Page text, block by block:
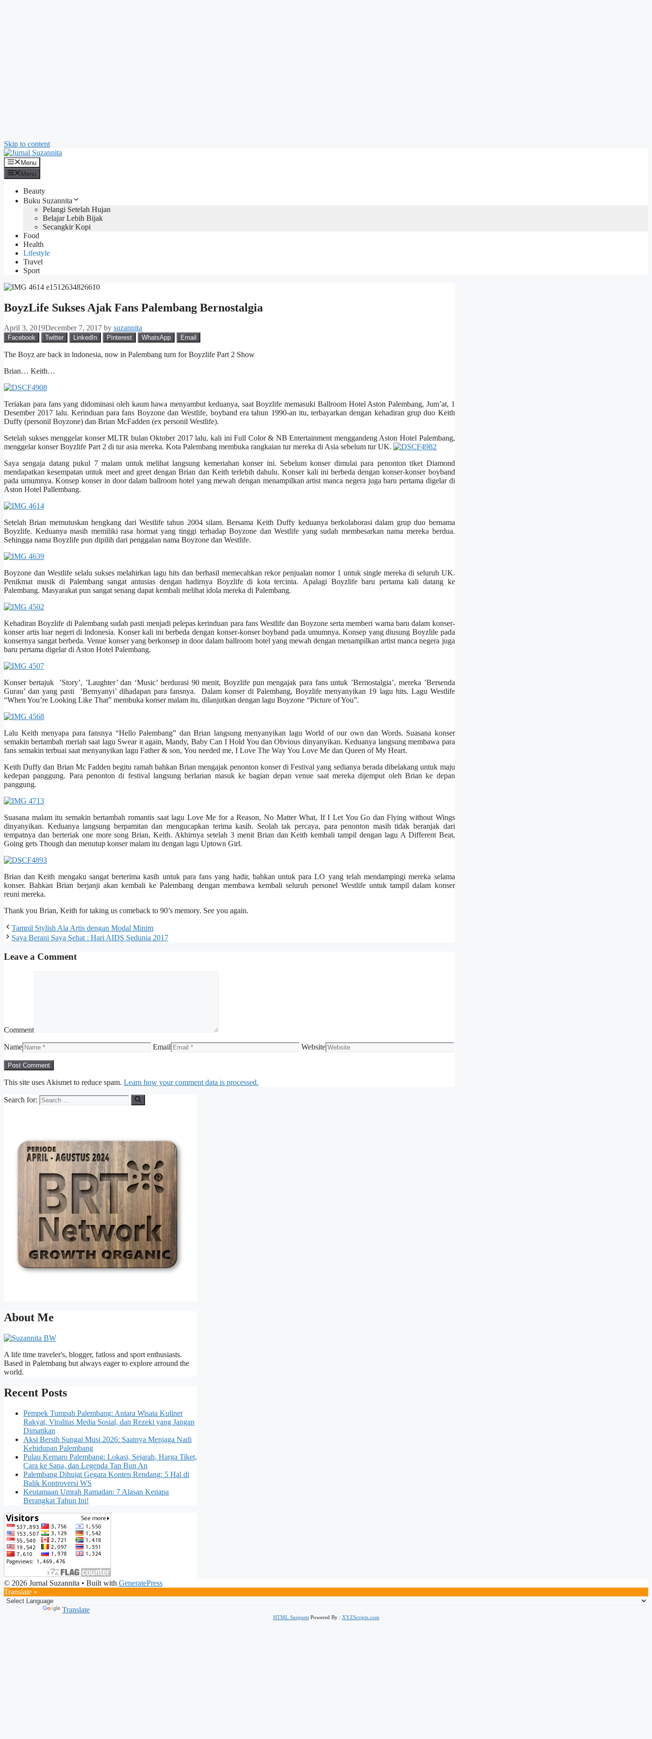
Skip to content
Menu
Menu
Beauty
Buku Suzannita
Pelangi Setelah Hujan
Belajar Lebih Bijak
Secangkir Kopi
Food
Health
Lifestyle
Travel
Sport
BoyzLife Sukses Ajak Fans Palembang Bernostalgia
April 3, 2019December 7, 2017 by suzannita
Facebook Twitter LinkedIn Pinterest WhatsApp Email
The Boyz are back in lndonesia, now in Palembang turn for Boyzlife Part 2 Show
Brian… Keith…
Teriakan para fans yang didominasi oleh kaum hawa menyambut keduanya, saat Boyzlife memasuki Ballroom Hotel Aston Palembang, Jum’at, 1
Desember 2017 lalu. Kerinduan para fans Boyzone dan Westlife, boyband era tahun 1990-an itu, terbayarkan dengan kehadiran grup duo Keith
Duffy (personil Boyzone) dan Brian McFadden (ex personil Westlife).
Setelah sukses menggelar konser MLTR bulan Oktober 2017 lalu, kali ini Full Color & NB Entertainment menggandeng Aston Hotel Palembang,
menggelar konser Boyzlife Part 2 di tur asia mereka. Kota Palembang membuka rangkaian tur mereka di Asia sebelum tur UK.
Saya sengaja datang pukul 7 malam untuk melihat langsung kemeriahan konser ini. Sebelum konser dimulai para penonton tiket Diamond
mendapatkan kesempatan untuk meet and greet dengan Brian dan Keith terlebih dahulu. Konser kali ini berbeda dengan konser-konser boyband
pada umumnya. Konsep konser in door dalam ballroom hotel yang mewah dengan menampilkan artist manca negera juga baru pertama digelar di
Aston Hotel Pallembang.
Setelah Brian memutuskan hengkang dari Westlife tahun 2004 silam. Bersama Keith Duffy keduanya berkolaborasi dalam grup duo bernama
Boyzlife. Keduanya masih memiliki rasa hormat yang tinggi terhadap Boyzone dan Westlife yang sudah membesarkan nama mereka berdua.
Sehingga nama Boyzlife pun dipilih dari penggalan nama Boyzone dan Westlife.
Boyzone dan Westlife selalu sukses melahirkan lagu hits dan berhasil memecahkan rekor penjualan nomor 1 untuk single mereka di seluruh UK.
Penikmat musik di Palembang sangat antusias dengan hadirnya Boyzlife di kota tercinta. Apalagi Boyzlife baru pertama kali datang ke
Palembang. Masyarakat pun sangat senang dapat kembali melihat idola mereka di Palembang.
Kehadiran Boyzlife di Palembang sudah pasti menjadi pelepas kerinduan para fans Westlife dan Boyzone serta memberi warna baru dalam konser-
konser artis luar negeri di lndonesia. Konser kali ini berbeda dengan konser-konser boyband pada umumnya. Konsep yang diusung Boyzlile pada
konsernya sangat berbeda. Venue konser yang berkonsep in door dalam ballroom hotel yang mewah dengan menampilkan artist manca negera juga
baru pertama digelar di Aston Hotel Palembang.
Konser bertajuk ’Story’, ’Laughter’ dan ‘Music’ berdurasi 90 menit, Boyzlife pun mengajak para fans untuk ’Bernostalgia’, mereka ’Bersenda
Gurau’ dan yang pasti ’Bernyanyi’ dihadapan para fansnya. Dalam konser di Palembang, Boyzlife menyanyikan 19 lagu hits. Lagu Westlife
“When You’re Looking Like That” membuka konser malam itu, dilanjutkan dengan lagu Boyzone “Picture of You”.
Lalu Keith menyapa para fansnya “Hello Palembang” dan Brian langsung menyanyikan lagu World of our own dan Words. Suasana konser
semakin bertambah meriah saat lagu Swear it again, Mandy, Baby Can I Hold You dan Obvious dinyanyikan. Keduanya langsung membawa para
fans semakin terbuai saat menyanyikan lagu Father & son, You needed me, I Love The Way You Love Me dan Queen of My Heart.
Keith Duffy dan Brian Mc Fadden begitu ramah bahkan Brian mengajak penonton konser di Festival yang sedianya berada dibelakang untuk maju
kedepan panggung. Para penonton di festival langsung berlarian masuk ke bagian depan venue saat mereka dijemput oleh Brian ke depan
panggung.
Suasana malam itu semakin bertambah romantis saat lagu Love Me for a Reason, No Matter What, If I Let You Go dan Flying without Wings
dinyanyikan. Keduanya langsung berpamitan dan mengucapkan terima kasih. Seolah tak percaya, para penonton masih tidak beranjak dari
tempatnya dan berteriak one more song Brian, Keith. Akhirnya setelah 3 menit Brian dan Keith kembali tampil dengan lagu A Different Beat,
Going gets Though dan menutup konser malam itu dengan lagu Uptown Girl.
Brian dan Keith mengaku sangat berterima kasih untuk para fans yang hadir, bahkan untuk para LO yang telah mendampingi mereka selama
konser. Bahkan Brian berjanji akan kembali ke Palembang dengan membawa kembali seluruh personel Westlife untuk tampil dalam konser
reuni mereka.
Thank you Brian, Keith for taking us comeback to 90’s memory. See you again.
Tampil Stylish Ala Artis dengan Modal Minim
Saya Berani Saya Sehat : Hari AIDS Sedunia 2017
Leave a Comment
Comment
Name Email Website
This site uses Akismet to reduce spam. Learn how your comment data is processed.
Search for:
About Me
A life time traveler's, blogger, fatloss and sport enthusiasts.
Based in Palembang but always eager to explore arround the
world.
Recent Posts
Pempek Tumpah Palembang: Antara Wisata Kuliner
Rakyat, Viralitas Media Sosial, dan Rezeki yang Jangan
Dimatikan
Aksi Bersih Sungai Musi 2026: Saatnya Menjaga Nadi
Kehidupan Palembang
Pulau Kemaro Palembang: Lokasi, Sejarah, Harga Tiket,
Cara ke Sana, dan Legenda Tan Bun An
Palembang Dihujat Gegara Konten Rendang: 5 Hal di
Balik Kontroversi WS
Keutamaan Umrah Ramadan: 7 Alasan Kenapa
Berangkat Tahun Ini!
© 2026 Jurnal Suzannita • Built with GeneratePress
Translate »
Translate
HTML SnippetsPowered By : XYZScripts.com